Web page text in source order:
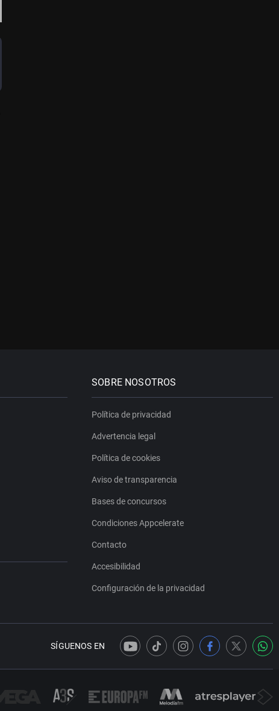
SOBRE NOSOTROS
Política de privacidad
Advertencia legal
Política de cookies
Aviso de transparencia
Bases de concursos
Condiciones Appcelerate
Contacto
Accesibilidad
Configuración de la privacidad
SÍGUENOS EN